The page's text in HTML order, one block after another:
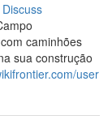
Discuss
caminhões
sua construção
user